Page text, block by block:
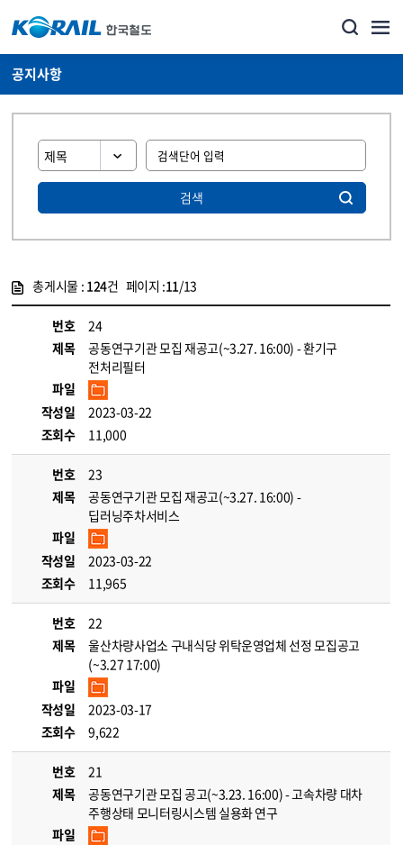
공지사항
검색
총게시물 : 124건 페이지 :11/13
번호
24
제목
공동연구기관 모집 재공고(~3.27. 16:00) - 환기구
전처리필터
파일
작성일
2023-03-22
조회수
11,000
번호
23
제목
공동연구기관 모집 재공고(~3.27. 16:00) -
딥러닝주차서비스
파일
작성일
2023-03-22
조회수
11,965
번호
22
제목
울산차량사업소 구내식당 위탁운영업체 선정 모집공고
(~3.27 17:00)
파일
작성일
2023-03-17
조회수
9,622
번호
21
제목
공동연구기관 모집 공고(~3.23. 16:00) - 고속차량 대차
주행상태 모니터링시스템 실용화 연구
파일